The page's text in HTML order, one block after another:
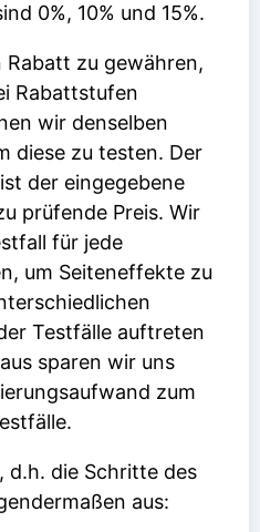
0%, 10% und 15%.
Rabatt zu gewähren,
Rabattstufen
wir denselben
diese zu testen. Der
der eingegebene
prüfende Preis. Wir
für jede
um Seiteneffekte zu
Testfälle auftreten
sparen wir uns
zum
d.h. die Schritte des
aus: